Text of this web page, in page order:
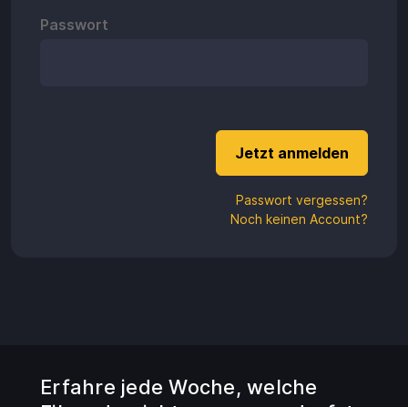
Einlösen
Passwort
Passwort vergessen?
Noch keinen Account?
Erfahre jede Woche, welche